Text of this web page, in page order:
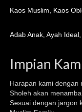
Kaos Muslim, Kaos
Adab Anak, Ayah Ideal,
Impian
Harapan kami dengan
Sholeh akan
Sesuai dengan jargon